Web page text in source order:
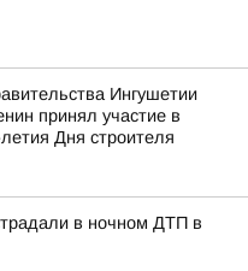
Ингушетии
принял участие в
Дня строителя
в ночном ДТП в